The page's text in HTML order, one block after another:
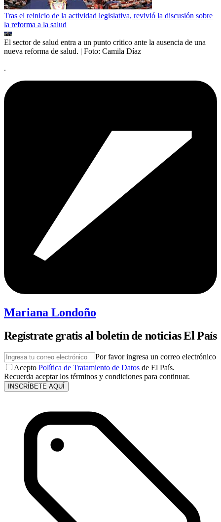
Tras el reinicio de la actividad legislativa, revivió la discusión sobre
la reforma a la salud
El sector de salud entra a un punto critico ante la ausencia de una
nueva reforma de salud. | Foto: Camila Díaz
.
Mariana Londoño
Regístrate gratis al boletín de noticias El País
Por favor ingresa un correo electrónico
Acepto Política de Tratamiento de Datos de El País.
Recuerda aceptar los términos y condiciones para continuar.
INSCRÍBETE AQUÍ